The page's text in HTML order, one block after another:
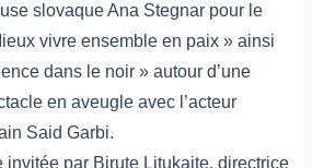
slovaque Ana Stegnar pour le
vivre ensemble en paix » ainsi
dans le noir » autour d’une
en aveugle avec l’acteur
Said Garbi.
invitée par Birute Litukaite, directrice